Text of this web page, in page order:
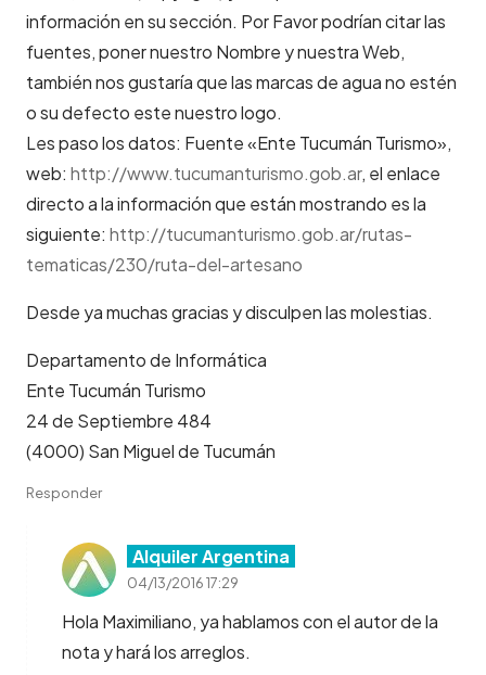
información en su sección. Por Favor podrían citar las
fuentes, poner nuestro Nombre y nuestra Web,
también nos gustaría que las marcas de agua no estén
o su defecto este nuestro logo.
Les paso los datos: Fuente «Ente Tucumán Turismo»,
web: http://www.tucumanturismo.gob.ar, el enlace
directo a la información que están mostrando es la
siguiente: http://tucumanturismo.gob.ar/rutas-
tematicas/230/ruta-del-artesano
Desde ya muchas gracias y disculpen las molestias.
Departamento de Informática
Ente Tucumán Turismo
24 de Septiembre 484
(4000) San Miguel de Tucumán
Responder
Alquiler Argentina
04/13/2016 17:29
Hola Maximiliano, ya hablamos con el autor de la
nota y hará los arreglos.